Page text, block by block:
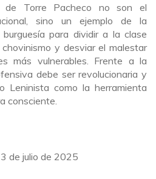
de Torre Pacheco no son el
sino un ejemplo de la
para dividir a la clase
y desviar el malestar
más vulnerables. Frente a la
debe ser revolucionaria y
Leninista como la herramienta
consciente.
de julio de 2025